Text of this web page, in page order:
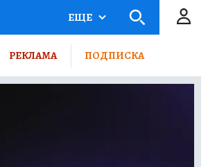
ЕЩЕ
РЕКЛАМА ПОДПИСКА